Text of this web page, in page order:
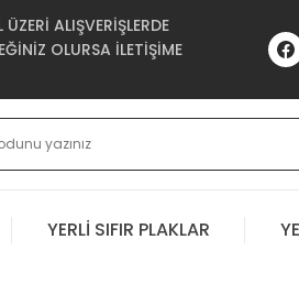
ALIŞVERİŞLERDE
OLURSA İLETİŞİME
YERLİ SIFIR PLAKLAR